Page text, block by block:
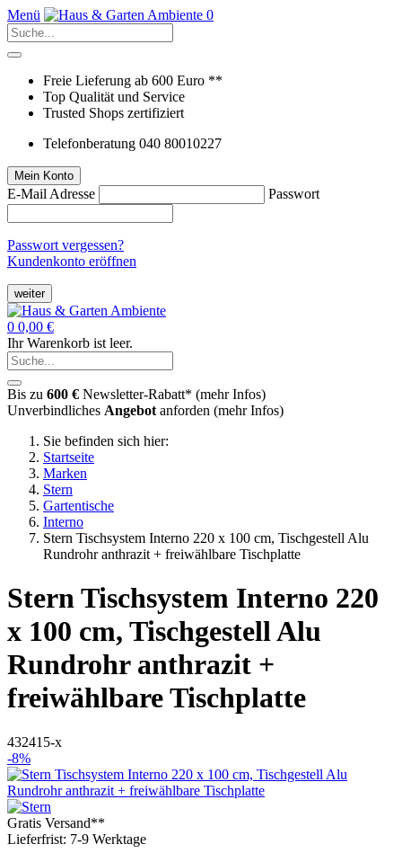
Menü 0
Freie Lieferung ab 600 Euro **
Top Qualität und Service
Trusted Shops zertifiziert
Telefonberatung 040 80010227
Mein Konto
E-Mail Adresse Passwort
Passwort vergessen?
Kundenkonto eröffnen
weiter
0 0,00 €
Ihr Warenkorb ist leer.
Bis zu 600 € Newsletter-Rabatt* (mehr Infos)
Unverbindliches Angebot anforden (mehr Infos)
Sie befinden sich hier:
Startseite
Marken
Stern
Gartentische
Interno
Stern Tischsystem Interno 220 x 100 cm, Tischgestell Alu
Rundrohr anthrazit + freiwählbare Tischplatte
SternTischsystem Interno 220
x 100 cm, Tischgestell Alu
Rundrohr anthrazit +
freiwählbare Tischplatte
432415-x
-8%
Gratis Versand**
Lieferfrist: 7-9 Werktage